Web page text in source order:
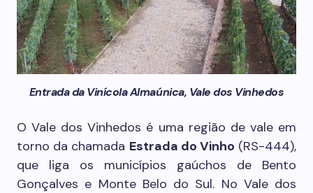
Entrada da Vinícola Almaúnica, Vale dos Vinhedos
O Vale dos Vinhedos é uma região de vale em
torno da chamada Estrada do Vinho (RS-444),
que liga os municípios gaúchos de Bento
Gonçalves e Monte Belo do Sul. No Vale dos